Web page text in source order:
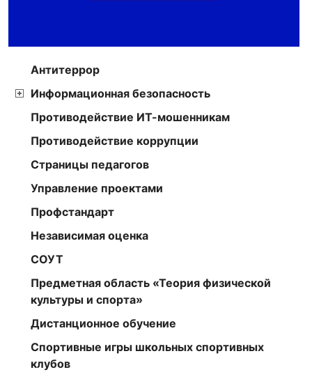
Антитеррор
Информационная безопасность
Противодействие ИТ-мошенникам
Противодействие коррупции
Страницы педагогов
Управление проектами
Профстандарт
Независимая оценка
СОУТ
Предметная область «Теория физической
культуры и спорта»
Дистанционное обучение
Спортивные игры школьных спортивных
клубов